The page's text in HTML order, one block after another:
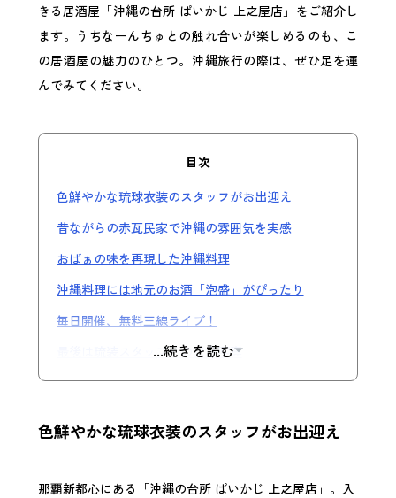
きる居酒屋「沖縄の台所 ぱいかじ 上之屋店」をご紹介し
ます。うちなーんちゅとの触れ合いが楽しめるのも、こ
の居酒屋の魅力のひとつ。沖縄旅行の際は、ぜひ足を運
んでみてください。
目次
色鮮やかな琉球衣装のスタッフがお出迎え
昔ながらの赤瓦民家で沖縄の雰囲気を実感
おばぁの味を再現した沖縄料理
沖縄料理には地元のお酒「泡盛」がぴったり
毎日開催、無料三線ライブ！
最後は琉装スタッフとの記念写真
...続きを読む
色鮮やかな琉球衣装のスタッフがお出迎え
那覇新都心にある「沖縄の台所 ぱいかじ 上之屋店」。入